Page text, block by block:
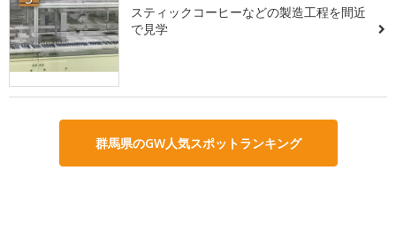
スティックコーヒーなどの製造工程を間近
で見学
群馬県のGW人気スポットランキング